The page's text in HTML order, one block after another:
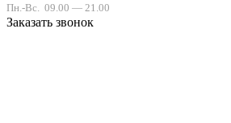
Пн.-Вс. 09.00 — 21.00
Заказать звонок